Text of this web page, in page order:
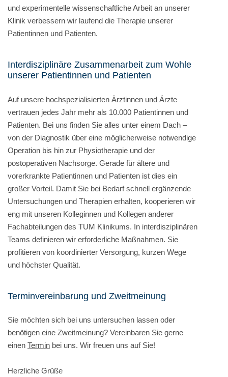
und experimentelle wissenschaftliche Arbeit an unserer
Klinik verbessern wir laufend die Therapie unserer
Patientinnen und Patienten.
Interdisziplinäre Zusammenarbeit zum Wohle
unserer Patientinnen und Patienten
Auf unsere hochspezialisierten Ärztinnen und Ärzte
vertrauen jedes Jahr mehr als 10.000 Patientinnen und
Patienten. Bei uns finden Sie alles unter einem Dach –
von der Diagnostik über eine möglicherweise notwendige
Operation bis hin zur Physiotherapie und der
postoperativen Nachsorge. Gerade für ältere und
vorerkrankte Patientinnen und Patienten ist dies ein
großer Vorteil. Damit Sie bei Bedarf schnell ergänzende
Untersuchungen und Therapien erhalten, kooperieren wir
eng mit unseren Kolleginnen und Kollegen anderer
Fachabteilungen des TUM Klinikums. In interdisziplinären
Teams definieren wir erforderliche Maßnahmen. Sie
profitieren von koordinierter Versorgung, kurzen Wege
und höchster Qualität.
Terminvereinbarung und Zweitmeinung
Sie möchten sich bei uns untersuchen lassen oder
benötigen eine Zweitmeinung? Vereinbaren Sie gerne
einen Termin bei uns. Wir freuen uns auf Sie!
Herzliche Grüße